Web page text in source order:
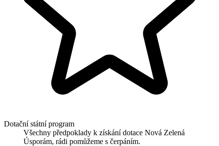
Dotační státní program
Všechny předpoklady k získání dotace Nová Zelená
Úsporám, rádi pomůžeme s čerpáním.